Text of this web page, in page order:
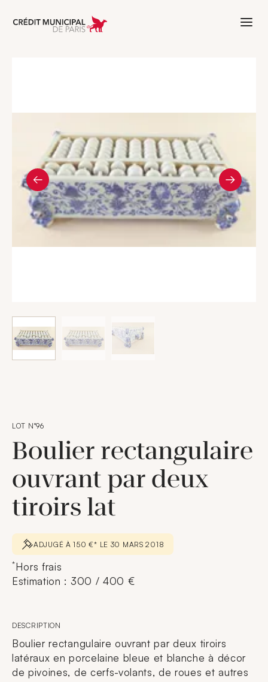
Aller à l'accueil de Crédit Municipal
LOT N°96
Boulier rectangulaire
ouvrant par deux
tiroirs lat
ADJUGÉ À 150 €* LE 30 MARS 2018
*Hors frais
Estimation : 300 / 400 €
DESCRIPTION
Boulier rectangulaire ouvrant par deux tiroirs
latéraux en porcelaine bleue et blanche à décor
de pivoines, de cerfs-volants, de roues et autres